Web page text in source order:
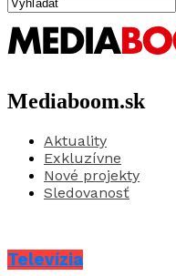
Mediaboom.sk
Aktuality
Exkluzívne
Nové projekty
Sledovanosť
Televízia